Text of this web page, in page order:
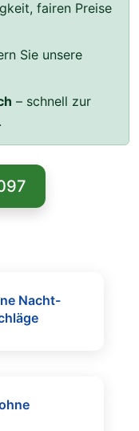
fairen Preise
Sie unsere
– schnell zur
Nacht-